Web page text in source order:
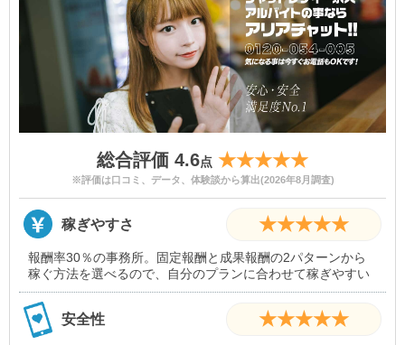
総合評価 4.6点 ★★★★★
※評価は口コミ、データ、体験談から算出(2026年8月調査)
稼ぎやすさ ★★★★★
報酬率30％の事務所。固定報酬と成果報酬の2パターンから
稼ぐ方法を選べるので、自分のプランに合わせて稼ぎやすい
安全性 ★★★★★